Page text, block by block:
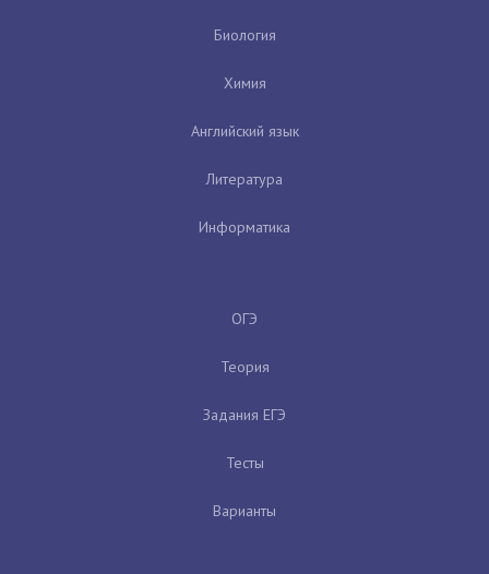
Биология
Химия
Английский язык
Литература
Информатика
ОГЭ
Теория
Задания ЕГЭ
Тесты
Варианты